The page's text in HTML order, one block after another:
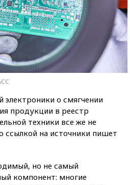
о смягчении
продукции в реестр
техники все же не
ссылкой на источники пишет
но не самый
компонент: многие